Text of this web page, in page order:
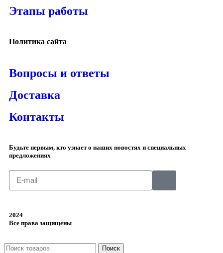
Этапы работы
Политика сайта
Вопросы и ответы
Доставка
Контакты
Будьте первым, кто узнает о наших новостях и специальных
предложениях
2024
Все права защищены
Поиск